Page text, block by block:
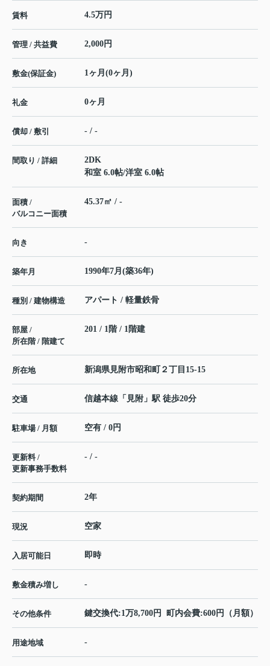
賃料 4.5万円
管理 / 共益費 2,000円
敷金(保証金) 1ヶ月(0ヶ月)
礼金 0ヶ月
償却 / 敷引 - / -
間取り / 詳細
2DK
和室 6.0帖/洋室 6.0帖
面積 /
バルコニー面積
45.37㎡ / -
向き -
築年月 1990年7月(築36年)
種別 / 建物構造 アパート / 軽量鉄骨
部屋 /
所在階 / 階建て
201 / 1階 / 1階建
所在地 新潟県見附市昭和町 ２丁目15-15
交通 信越本線 「 見附 」駅 徒歩20分
駐車場 / 月額 空有 / 0円
更新料 /
更新事務手数料
- / -
契約期間 2年
現況 空家
入居可能日 即時
敷金積み増し -
その他条件 鍵交換代:1万8,700円 町内会費:600円（月額）
用途地域 -